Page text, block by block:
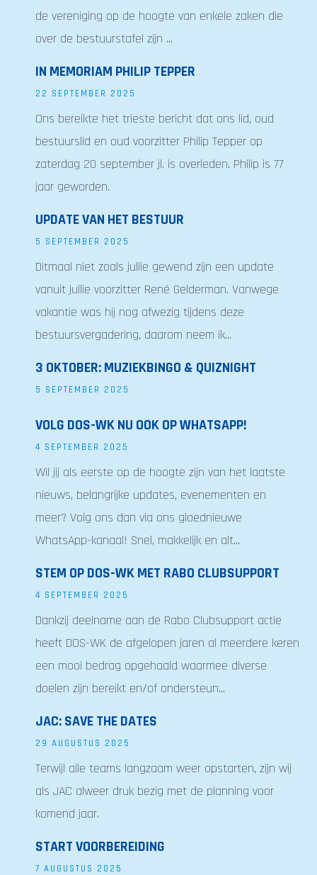
de vereniging op de hoogte van enkele zaken die
over de bestuurstafel zijn ...
IN MEMORIAM PHILIP TEPPER
22 SEPTEMBER 2025
Ons bereikte het trieste bericht dat ons lid, oud
bestuurslid en oud voorzitter Philip Tepper op
zaterdag 20 september jl. is overleden. Philip is 77
jaar geworden.
UPDATE VAN HET BESTUUR
5 SEPTEMBER 2025
Ditmaal niet zoals jullie gewend zijn een update
vanuit jullie voorzitter René Gelderman. Vanwege
vakantie was hij nog afwezig tijdens deze
bestuursvergadering, daarom neem ik...
3 OKTOBER: MUZIEKBINGO & QUIZNIGHT
5 SEPTEMBER 2025
VOLG DOS-WK NU OOK OP WHATSAPP!
4 SEPTEMBER 2025
Wil jij als eerste op de hoogte zijn van het laatste
nieuws, belangrijke updates, evenementen en
meer? Volg ons dan via ons gloednieuwe
WhatsApp-kanaal! Snel, makkelijk en alt...
STEM OP DOS-WK MET RABO CLUBSUPPORT
4 SEPTEMBER 2025
Dankzij deelname aan de Rabo Clubsupport actie
heeft DOS-WK de afgelopen jaren al meerdere keren
een mooi bedrag opgehaald waarmee diverse
doelen zijn bereikt en/of ondersteun...
JAC: SAVE THE DATES
29 AUGUSTUS 2025
Terwijl alle teams langzaam weer opstarten, zijn wij
als JAC alweer druk bezig met de planning voor
komend jaar.
START VOORBEREIDING
7 AUGUSTUS 2025